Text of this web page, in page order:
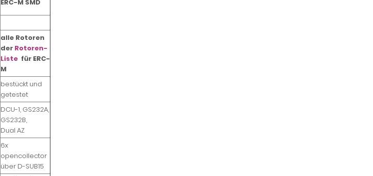
ERC-M SMD
alle Rotoren
der Rotoren-
Liste für ERC-
M
bestückt und
getestet
DCU-1, GS232A,
GS232B,
Dual AZ
6x
opencollector
über D-SUB15